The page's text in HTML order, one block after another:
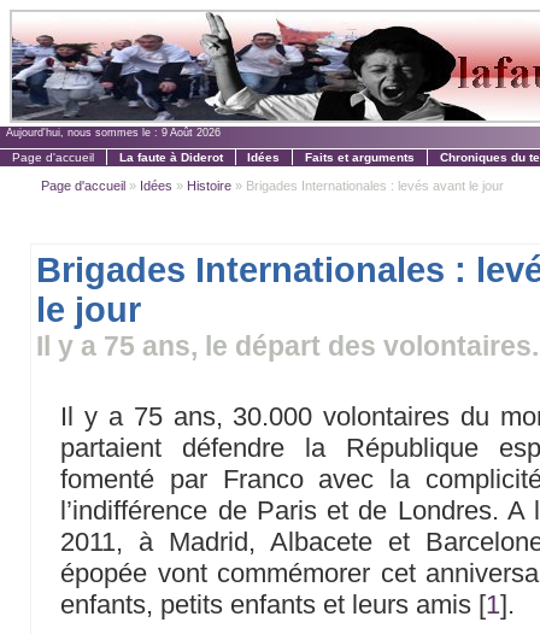
Aujourd'hui, nous sommes le : 9 Août 2026
Page d'accueil La faute à Diderot Idées Faits et arguments Chroniques du
Page d'accueil » Idées » Histoire » Brigades Internationales : levés avant le jour
Brigades Internationales :
le jour
Il y a 75 ans, le départ des
Il y a 75 ans, 30.000 volontaires du
partaient défendre la République
fomenté par Franco avec la
l’indifférence de Paris et de Londres. A
2011, à Madrid, Albacete et
épopée vont commémorer cet
enfants, petits enfants et leurs amis [1].